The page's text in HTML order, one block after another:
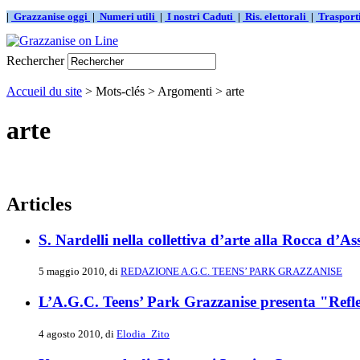
| Grazzanise oggi | Numeri utili | I nostri Caduti | Ris. elettorali |
Rechercher
Accueil du site > Mots-clés > Argomenti > arte
arte
Articles
S. Nardelli nella collettiva d’arte alla Rocca
5 maggio 2010, di REDAZIONE A.G.C. TEENS’ PARK GRAZZANISE
L’A.G.C. Teens’ Park Grazzanise presenta
4 agosto 2010, di Elodia_Zito